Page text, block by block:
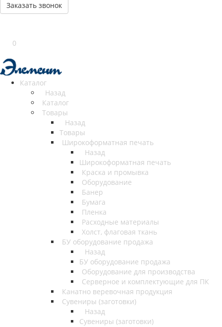
Заказать звонок
0
Каталог
Назад
Каталог
Товары
Назад
Товары
Широкоформатная печать
Назад
Широкоформатная печать
Краска и промывка
Оборудование
Банер
Бумага
Пленка
Расходные материалы
Холст, флаговая ткань
БУ оборудование продажа
Назад
БУ оборудование продажа
Оборудование для производства
Серверное и комплектующие для ПК
Канатно веревочная продукция
Сувениры (заготовки)
Назад
Сувениры (заготовки)